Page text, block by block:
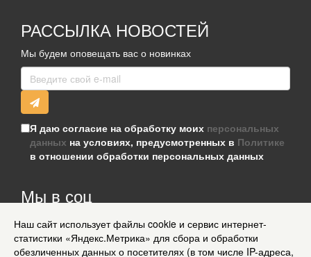
РАССЫЛКА НОВОСТЕЙ
Мы будем оповещать вас о новинках
Я даю согласие на обработку моих персональных
данных на условиях, предусмотренных в Политике
в отношении обработки персональных данных
Мы в соц
Информация для клиентов
Согласие на обработку персональных данных
Наш сайт использует файлы cookie и сервис интернет-
статистики «Яндекс.Метрика» для сбора и обработки
обезличенных данных о посетителях (в том числе IP-адреса,